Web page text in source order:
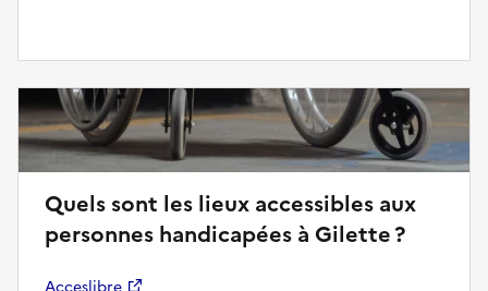
Quels sont les lieux accessibles aux
personnes handicapées à Gilette ?